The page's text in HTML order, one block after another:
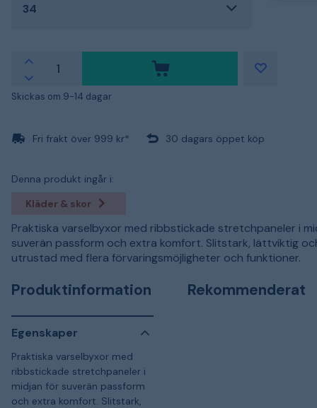
34
Skickas om 9-14 dagar
Fri frakt över 999 kr* 30 dagars öppet köp
Denna produkt ingår i:
Kläder & skor
Praktiska varselbyxor med ribbstickade stretchpaneler i
suverän passform och extra komfort. Slitstark, lättviktig
utrustad med flera förvaringsmöjligheter och funktioner.
Produktinformation
Egenskaper
Praktiska varselbyxor med
ribbstickade stretchpaneler i
midjan för suverän passform
och extra komfort. Slitstark,
Rekommenderat